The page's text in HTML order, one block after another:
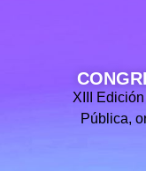
XIII
Pública,